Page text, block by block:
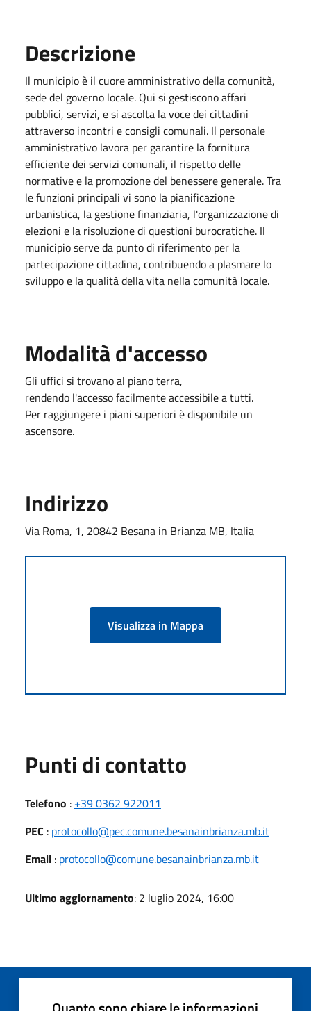
Descrizione
Il municipio è il cuore amministrativo della comunità,
sede del governo locale. Qui si gestiscono affari
pubblici, servizi, e si ascolta la voce dei cittadini
attraverso incontri e consigli comunali. Il personale
amministrativo lavora per garantire la fornitura
efficiente dei servizi comunali, il rispetto delle
normative e la promozione del benessere generale. Tra
le funzioni principali vi sono la pianificazione
urbanistica, la gestione finanziaria, l'organizzazione di
elezioni e la risoluzione di questioni burocratiche. Il
municipio serve da punto di riferimento per la
partecipazione cittadina, contribuendo a plasmare lo
sviluppo e la qualità della vita nella comunità locale.
Modalità d'accesso
Gli uffici si trovano al piano terra,
rendendo l'accesso facilmente accessibile a tutti.
Per raggiungere i piani superiori è disponibile un
ascensore.
Indirizzo
Via Roma, 1, 20842 Besana in Brianza MB, Italia
Visualizza in Mappa
Punti di contatto
Telefono : +39 0362 922011
PEC : protocollo@pec.comune.besanainbrianza.mb.it
Email : protocollo@comune.besanainbrianza.mb.it
Ultimo aggiornamento: 2 luglio 2024, 16:00